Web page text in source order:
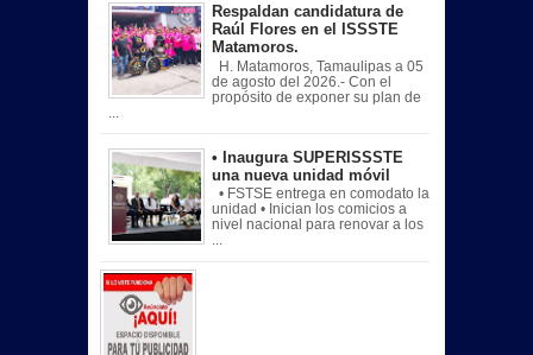
Respaldan candidatura de
Raúl Flores en el ISSSTE
Matamoros.
H. Matamoros, Tamaulipas a 05
de agosto del 2026.- Con el
propósito de exponer su plan de
• Inaugura SUPERISSSTE
una nueva unidad móvil
• FSTSE entrega en comodato la
unidad • Inician los comicios a
nivel nacional para renovar a los